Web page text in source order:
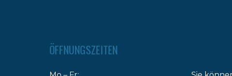
ÖFFNUNGSZEITEN